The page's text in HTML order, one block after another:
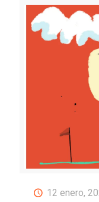
12 enero,